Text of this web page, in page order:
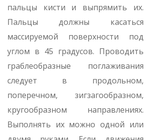
пальцы кисти и выпрямить их.
Пальцы должны касаться
массируемой поверхности под
углом в 45 градусов. Проводить
граблеобразные поглаживания
следует в продольном,
поперечном, зигзагообразном,
кругообразном направлениях.
Выполнять их можно одной или